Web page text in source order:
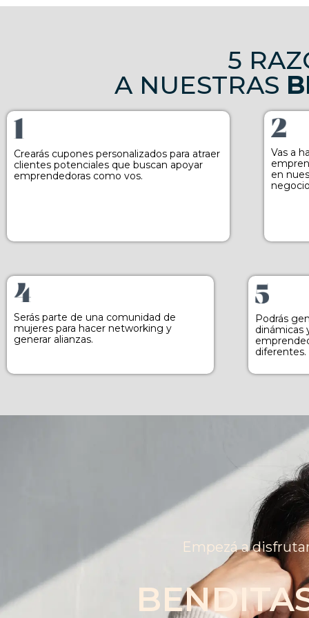
5
A NUESTRAS
Crearás cupones personalizados para atraer
clientes potenciales que buscan apoyar
emprendedoras como vos.
Vas a
en
Serás parte de una comunidad de
mujeres para hacer networking y
generar alianzas.
Podrás
dinámicas
diferentes.
Empezá a